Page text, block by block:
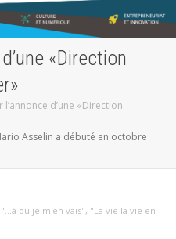
«Direction
l’annonce d’une «Direction
Asselin a débuté en octobre
"...à où je m'en vais", "La vie la vie en